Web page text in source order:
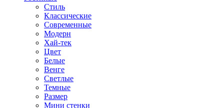
Стиль
Классические
Современные
Модерн
Хай-тек
Цвет
Белые
Венге
Светлые
Темные
Размер
Мини стенки